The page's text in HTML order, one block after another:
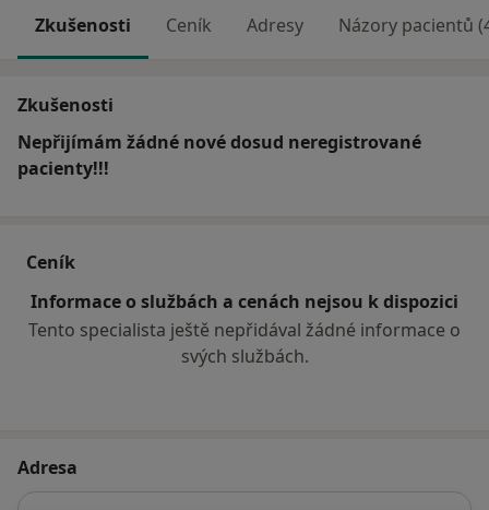
Zkušenosti Ceník Adresy Názory pacientů
Zkušenosti
Nepřijímám žádné nové dosud neregistrované
pacienty!!!
Ceník
Informace o službách a cenách nejsou k dispozici
Tento specialista ještě nepřidával žádné informace o
svých službách.
Adresa